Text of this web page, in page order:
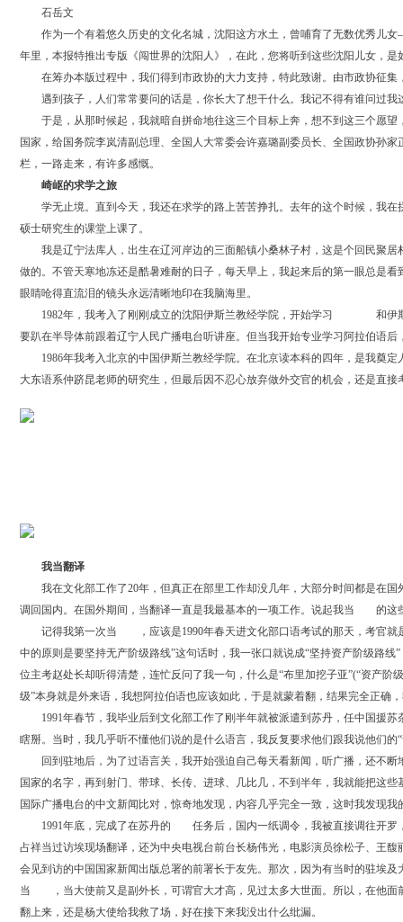
石岳文
作为一个有着悠久历史的文化名城，沈阳这方水土，曾哺育了无数优秀儿
年里，本报特推出专版《闯世界的沈阳人》，在此，您将听到这些沈阳儿女，
在筹办本版过程中，我们得到市政协的大力支持，特此致谢。由市政协征集
遇到孩子，人们常常要问的话是，你长大了想干什么。我记不得有谁问过我
于是，从那时候起，我就暗自拼命地往这三个目标上奔，想不到这三个愿望
国家，给国务院李岚清副总理、全国人大常委会许嘉璐副委员长、全国政协孙家
栏，一路走来，有许多感慨。
崎岖的求学之旅
学无止境。直到今天，我还在求学的路上苦苦挣扎。去年的这个时候，我在
硕士研究生的课堂上课了。
我是辽宁法库人，出生在辽河岸边的三面船镇小桑林子村，这是个回民聚居
做的。不管天寒地冻还是酷暑难耐的日子，每天早上，我起来后的第一眼总是
眼睛呛得直流泪的镜头永远清晰地印在我脑海里。
1982年，我考入了刚刚成立的沈阳伊斯兰教经学院，开始学习
阿拉伯语和伊
要趴在半导体前跟着辽宁人民广播电台听讲座。但当我开始专业学习阿拉伯语后
1986年我考入北京的中国伊斯兰教经学院。在北京读本科的四年，是我奠定
大东语系仲跻昆老师的研究生，但最后因不忍心放弃做外交官的机会，还是直接
我当翻译
我在文化部工作了20年，但真正在部里工作却没几年，大部分时间都是在国
调回国内。在国外期间，当翻译一直是我最基本的一项工作。说起我当 翻译的这
记得我第一次当
，应该是1990年春天进文化部口语考试的那天，考官
中的原则是要坚持无产阶级路线”这句话时，我一张口就说成“坚持资产阶级路
位主考赵处长却听得清楚，连忙反问了我一句，什么是“布里加挖子亚”(“资产
级”本身就是外来语，我想阿拉伯语也应该如此，于是就蒙着翻，结果完全正确
1991年春节，我毕业后到文化部工作了刚半年就被派遣到苏丹，任中国援苏
瞎掰。当时，我几乎听不懂他们说的是什么语言，我反复要求他们跟我说他们
回到驻地后，为了过语言关，我开始强迫自己每天看新闻，听广播，还不断
国家的名字，再到射门、带球、长传、进球、几比几，不到半年，我就能把这
国际广播电台的中文新闻比对，惊奇地发现，内容几乎完全一致，这时我发现
1991年底，完成了在苏丹的 翻译任务后，国内一纸调令，我被直接调往开
占祥当过访埃现场翻译，还为中央电视台前台长杨伟光，电影演员徐松子、王
会见到访的中国国家新闻出版总署的前署长于友先。那次，因为有当时的驻埃
当
，当大使前又是副外长，可谓官大才高，见过太多大世面。所以，在他
翻上来，还是杨大使给我救了场，好在接下来我没出什么纰漏。